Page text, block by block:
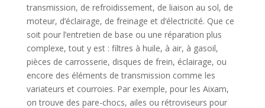
transmission, de refroidissement, de liaison au sol, de
moteur, d’éclairage, de freinage et d’électricité. Que ce
soit pour l’entretien de base ou une réparation plus
complexe, tout y est : filtres à huile, à air, à gasoil,
pièces de carrosserie, disques de frein, éclairage, ou
encore des éléments de transmission comme les
variateurs et courroies. Par exemple, pour les Aixam,
on trouve des pare-chocs, ailes ou rétroviseurs pour